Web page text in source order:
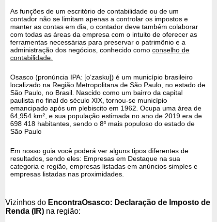
As funções de um escritório de contabilidade ou de um
contador não se limitam apenas a controlar os impostos e
manter as contas em dia, o contador deve também colaborar
com todas as áreas da empresa com o intuito de oferecer as
ferramentas necessárias para preservar o patrimônio e a
administração dos negócios, conhecido comoconselho de
contabilidade.
Osasco (pronúncia IPA: [o'zaskʊ]) é um município brasileiro
localizado na Região Metropolitana de São Paulo, no estado de
São Paulo, no Brasil. Nascido como um bairro da capital
paulista no final do século XIX, tornou-se município
emancipado após um plebiscito em 1962. Ocupa uma área de
64,954 km², e sua população estimada no ano de 2019 era de
698 418 habitantes, sendo o 8º mais populoso do estado de
São Paulo
Em nosso guia você poderá ver alguns tipos diferentes de
resultados, sendo eles: Empresas em Destaque na sua
categoria e região, empresas listadas em anúncios simples e
empresas listadas nas proximidades.
Vizinhos do EncontraOsasco: Declaração de Imposto de
Renda (IR) na região: